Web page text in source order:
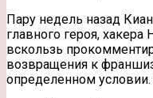
Пару недель назад
главного героя, хакера
вскользь
возвращения к
определенном условии.